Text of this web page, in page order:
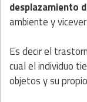
desplazamiento
ambiente y
Es decir el
cual el individuo
objetos y su